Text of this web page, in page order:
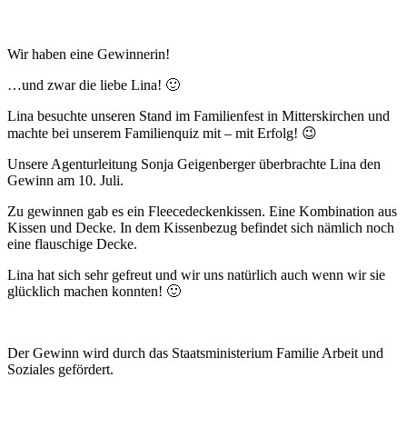
Wir haben eine Gewinnerin!
…und zwar die liebe Lina! 🙂
Lina besuchte unseren Stand im Familienfest in Mitterskirchen und
machte bei unserem Familienquiz mit – mit Erfolg! 😉
Unsere Agenturleitung Sonja Geigenberger überbrachte Lina den
Gewinn am 10. Juli.
Zu gewinnen gab es ein Fleecedeckenkissen. Eine Kombination aus
Kissen und Decke. In dem Kissenbezug befindet sich nämlich noch
eine flauschige Decke.
Lina hat sich sehr gefreut und wir uns natürlich auch wenn wir sie
glücklich machen konnten! 🙂
Der Gewinn wird durch das Staatsministerium Familie Arbeit und
Soziales gefördert.